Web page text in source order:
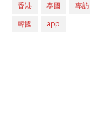
香港
泰國 專訪
韓國
app